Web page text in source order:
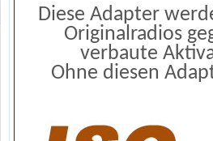
Diese Adapter
Originalradios
verbaute
Ohne diesen